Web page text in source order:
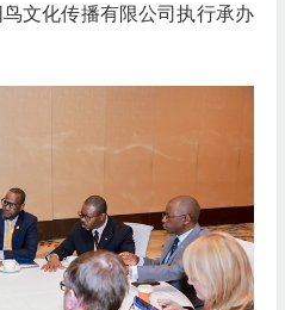
文化传播有限公司执行承办